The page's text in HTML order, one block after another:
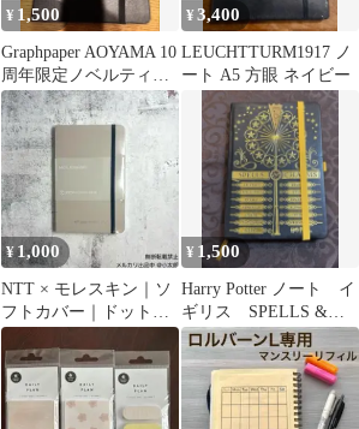
¥ 1,500
Graphpaper AOYAMA 10
周年限定ノベルティ
Moleskine
¥3,400
LEUCHTTURM1917 ノ
ート A5 方眼 ネイビー
¥1,000
NTT × モレスキン｜ソ
フトカバー｜ドット方
眼｜ポケット｜グレー
¥ 1,500
Harry Potter ノート イ
ギリス SPELLS &
CHARMS